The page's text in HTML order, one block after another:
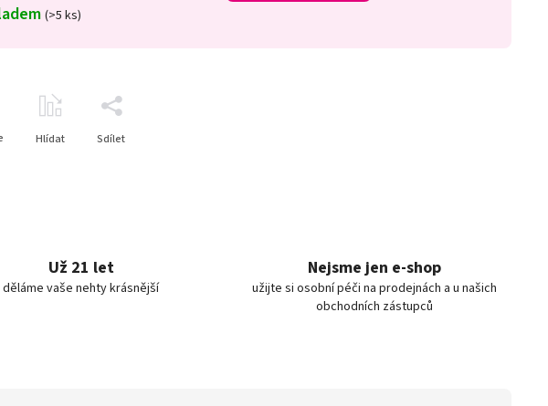
(>5 ks)
Hlídat Sdílet
Už 21 let
děláme vaše nehty krásnější
Nejsme jen e-shop
užijte si osobní péči na prodejnách a u našich
obchodních zástupců